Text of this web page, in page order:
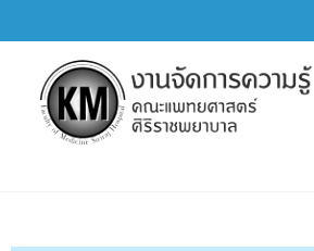
to
content